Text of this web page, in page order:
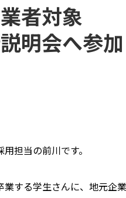
明会へ参
担当の前川です。
業する学生さんに、地元企